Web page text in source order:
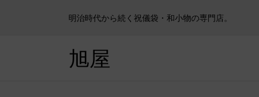
明治時代から続く祝儀袋・和小物の専門店。
旭屋